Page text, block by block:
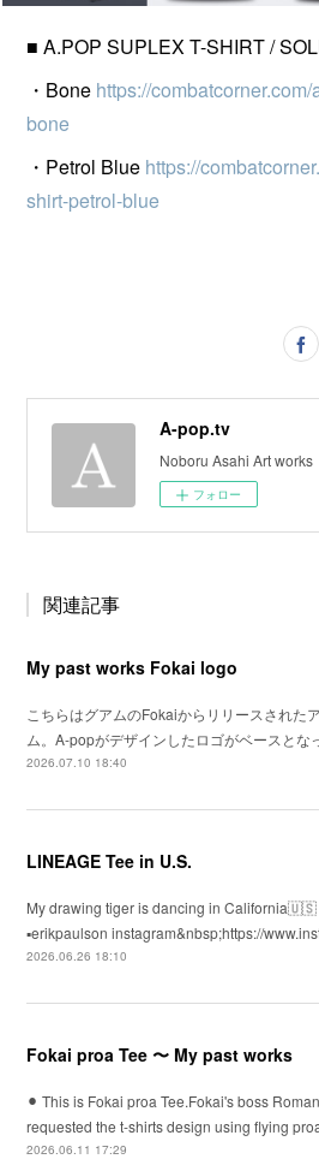
■ A.POP SUPLEX T-SHIRT /
・Bone https://
bone
・Petrol Blue https://
shirt-petrol-blue
A-pop.tv
Noboru Asahi Art works
フォロー
関連記事
My past works Fokai logo
こちらはグアムのFokaiからリリースされた
ム。A-popがデザインしたロゴがベースと
2026.07.10 18:40
LINEAGE Tee in U.S.
My drawing tiger is dancing in California🇺🇸
▪️erikpaulson instagram&nbsp;https://
2026.06.26 18:10
Fokai proa Tee 〜 My past works
⚫︎ This is Fokai proa Tee.Fokai's boss Roman
requested the t-shirts design using flying
2026.06.11 17:29